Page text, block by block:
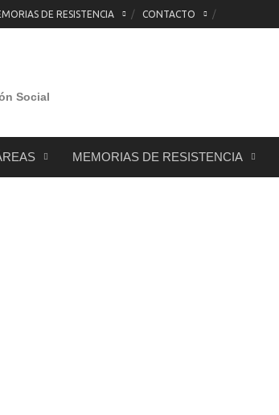
DE RESISTENCIA CONTACTO
Social
MEMORIAS DE RESISTENCIA